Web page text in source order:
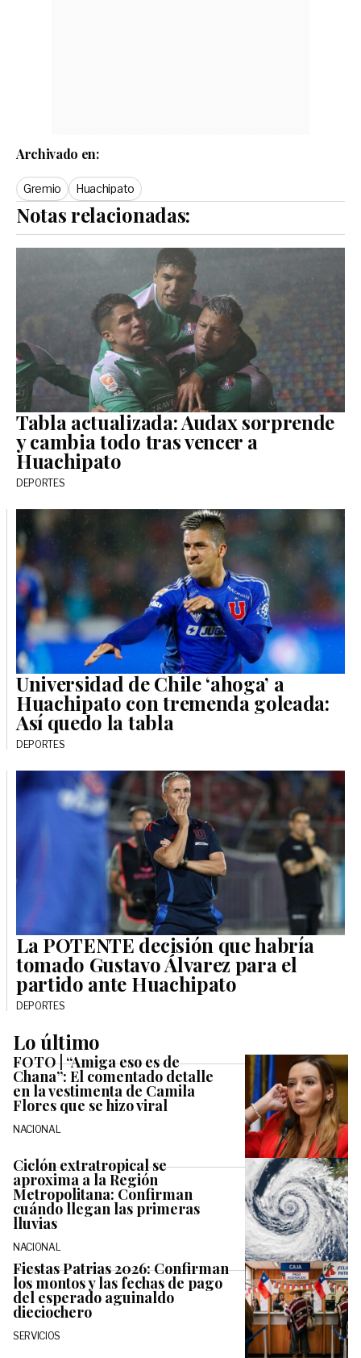
Archivado en:
Gremio Huachipato
Notas relacionadas:
Tabla actualizada: Audax sorprende
y cambia todo tras vencer a
Huachipato
DEPORTES
Universidad de Chile ‘ahoga’ a
Huachipato con tremenda goleada:
Así quedo la tabla
DEPORTES
La POTENTE decisión que habría
tomado Gustavo Álvarez para el
partido ante Huachipato
DEPORTES
Lo último
FOTO | “Amiga eso es de
Chana”: El comentado detalle
en la vestimenta de Camila
Flores que se hizo viral
NACIONAL
Ciclón extratropical se
aproxima a la Región
Metropolitana: Confirman
cuándo llegan las primeras
lluvias
NACIONAL
Fiestas Patrias 2026: Confirman
los montos y las fechas de pago
del esperado aguinaldo
dieciochero
SERVICIOS